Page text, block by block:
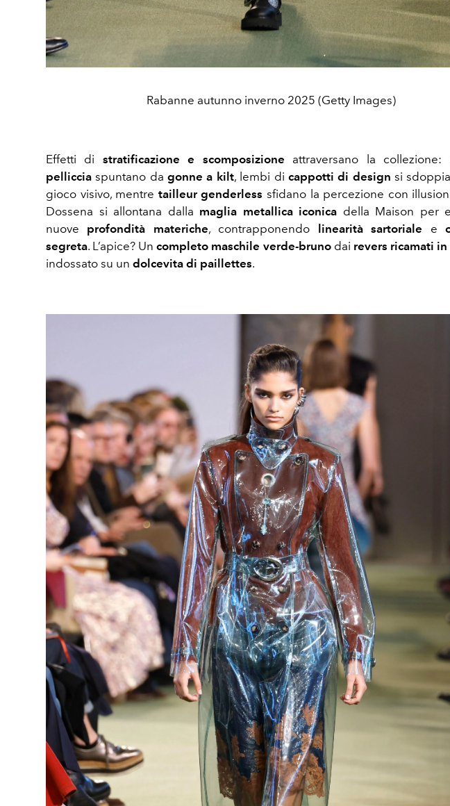
Rabanne autunno inverno 2025 (Getty Images)
Effetti di stratificazione e scomposizione attraversano la collezione:
pelliccia spuntano dagonne a kilt, lembi di cappotti di design si
gioco visivo, mentre tailleur genderless sfidano la percezione con
Dossena si allontana dalla maglia metallica iconica della Maison per
nuove profondità materiche, contrapponendo linearità sartoriale e
segreta. L’apice? Uncompleto maschile verde-brunodai revers ricamati
indossato su un dolcevita di paillettes.